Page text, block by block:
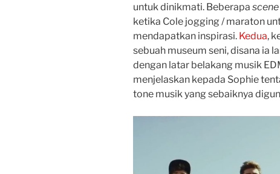
untuk dinikmati. Beberapa scene
ketika Cole jogging / maraton
mendapatkan inspirasi. Kedua,
sebuah museum seni, disana ia
dengan latar belakang musik
menjelaskan kepada Sophie
tone musik yang sebaiknya